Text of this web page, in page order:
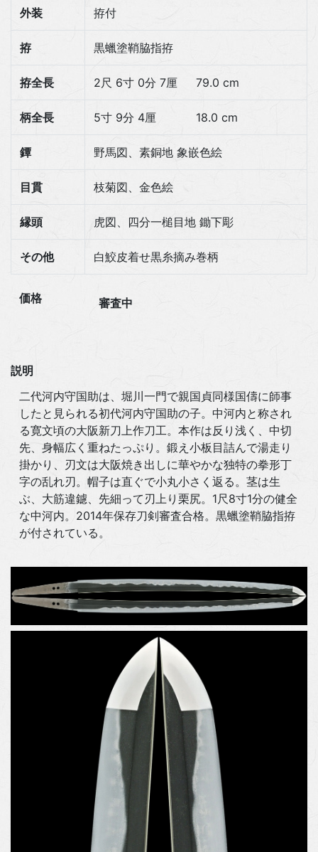
外装
拵付
拵 黒蠟塗鞘脇指拵
拵全長 2尺 6寸 0分 7厘 79.0 cm
柄全長 5寸 9分 4厘 18.0 cm
鐔 野馬図、素銅地 象嵌色絵
目貫 枝菊図、金色絵
縁頭 虎図、四分一槌目地 鋤下彫
その他 白鮫皮着せ黒糸摘み巻柄
価格 審査中
説明
二代河内守国助は、堀川一門で親国貞同様国儔に師事
したと見られる初代河内守国助の子。中河内と称され
る寛文頃の大阪新刀上作刀工。本作は反り浅く、中切
先、身幅広く重ねたっぷり。鍛え小板目詰んで湯走り
掛かり、刃文は大阪焼き出しに華やかな独特の拳形丁
字の乱れ刃。帽子は直ぐで小丸小さく返る。茎は生
ぶ、大筋違鑢、先細って刃上り栗尻。1尺8寸1分の健全
な中河内。2014年保存刀剣審査合格。黒蠟塗鞘脇指拵
が付されている。